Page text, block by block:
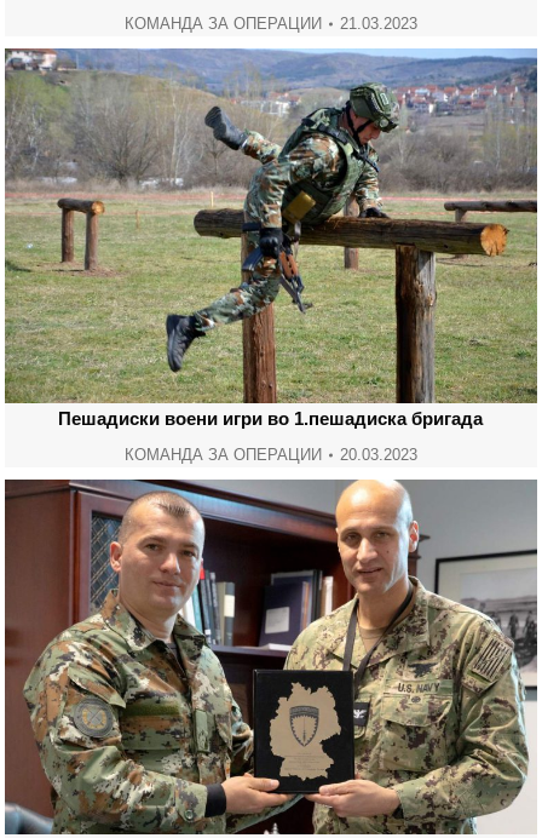
КОМАНДА ЗА ОПЕРАЦИИ 21.03.2023
Пешадиски воени игри во 1.пешадиска бригада
КОМАНДА ЗА ОПЕРАЦИИ 20.03.2023